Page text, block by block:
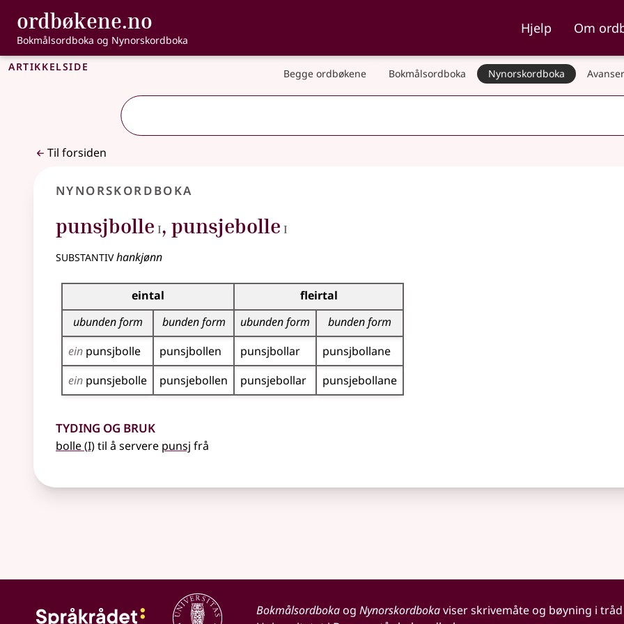
Gå til hovedinnhold
Tilgjengelighet
ordbøkene.no , Bokmålsordboka og Nynorskordboka
Bokmålsordboka og Nynorskordboka
Hjelp Om
Artikkelside Begge ordbøkene Bokmålsordboka Nynorskordboka
Til forsiden
Nynorskordboka
punsjbolle I, punsjebolle I
substantivhankjønn
Bøyningstabell for dette substantivet
eintal
fleirtal
ubunden form
bunden form ubunden form
bunden form
ein punsjbolle punsjbollen punsjbollar
punsjbollane
ein punsje­bolle punsje­bollen punsje­bollar punsje­bollane
Tyding og bruk
bolle(1
I)til å servere punsj frå
Bokmålsordbokaog Nynorskordbokaviser skrivemåte og bøyning i